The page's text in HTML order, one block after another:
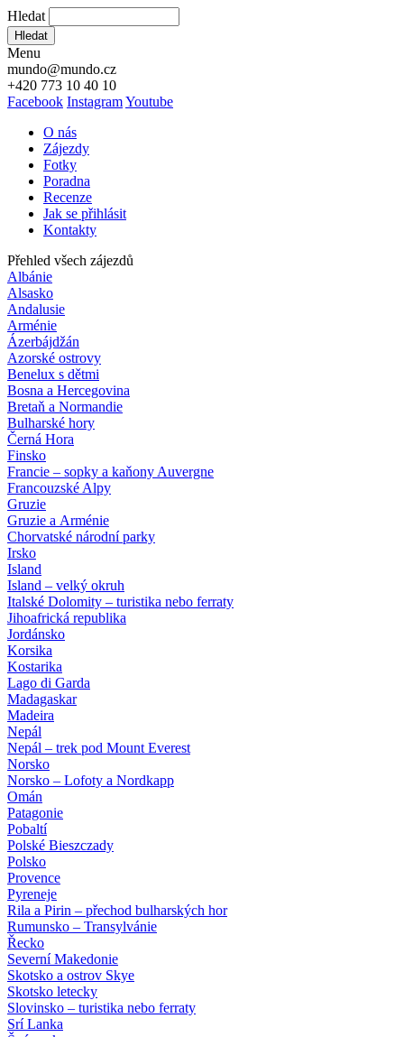
Hledat
Hledat
Menu
mundo@mundo.cz
+420 773 10 40 10
Facebook InstagramYoutube
O nás
Zájezdy
Fotky
Poradna
Recenze
Jak se přihlásit
Kontakty
Přehled všech zájezdů
Albánie
Alsasko
Andalusie
Arménie
Ázerbájdžán
Azorské ostrovy
Benelux s dětmi
Bosna a Hercegovina
Bretaň a Normandie
Bulharské hory
Černá Hora
Finsko
Francie – sopky a kaňony Auvergne
Francouzské Alpy
Gruzie
Gruzie a Arménie
Chorvatské národní parky
Irsko
Island
Island – velký okruh
Italské Dolomity – turistika nebo ferraty
Jihoafrická republika
Jordánsko
Korsika
Kostarika
Lago di Garda
Madagaskar
Madeira
Nepál
Nepál – trek pod Mount Everest
Norsko
Norsko – Lofoty a Nordkapp
Omán
Patagonie
Pobaltí
Polské Bieszczady
Polsko
Provence
Pyreneje
Rila a Pirin – přechod bulharských hor
Rumunsko – Transylvánie
Řecko
Severní Makedonie
Skotsko a ostrov Skye
Skotsko letecky
Slovinsko – turistika nebo ferraty
Srí Lanka